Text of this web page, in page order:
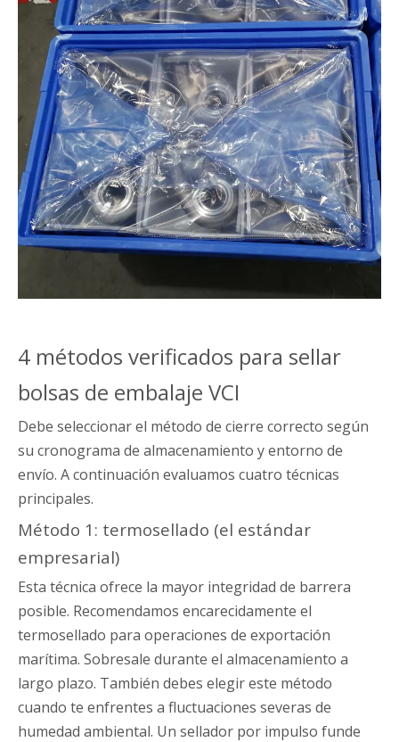
4 métodos verificados para sellar
bolsas de embalaje VCI
Debe seleccionar el método de cierre correcto según
su cronograma de almacenamiento y entorno de
envío. A continuación evaluamos cuatro técnicas
principales.
Método 1: termosellado (el estándar
empresarial)
Esta técnica ofrece la mayor integridad de barrera
posible. Recomendamos encarecidamente el
termosellado para operaciones de exportación
marítima. Sobresale durante el almacenamiento a
largo plazo. También debes elegir este método
cuando te enfrentes a fluctuaciones severas de
humedad ambiental. Un sellador por impulso funde